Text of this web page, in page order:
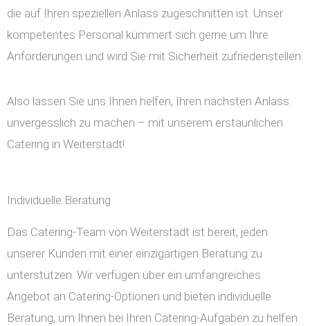
die auf Ihren speziellen Anlass zugeschnitten ist. Unser
kompetentes Personal kümmert sich gerne um Ihre
Anforderungen und wird Sie mit Sicherheit zufriedenstellen.
Also lassen Sie uns Ihnen helfen, Ihren nächsten Anlass
unvergesslich zu machen – mit unserem erstaunlichen
Catering in Weiterstadt!
Individuelle Beratung
Das Catering-Team von Weiterstadt ist bereit, jeden
unserer Kunden mit einer einzigartigen Beratung zu
unterstützen. Wir verfügen über ein umfangreiches
Angebot an Catering-Optionen und bieten individuelle
Beratung, um Ihnen bei Ihren Catering-Aufgaben zu helfen.